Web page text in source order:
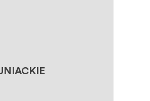
FEDERACJI
MIEJSC